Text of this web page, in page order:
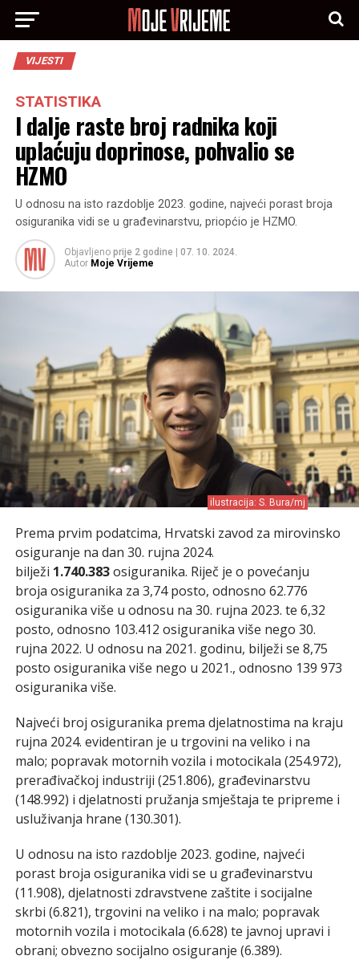
VIJESTI
STATISTIKA
I dalje raste broj radnika koji
uplaćuju doprinose, pohvalio se
HZMO
U odnosu na isto razdoblje 2023. godine, najveći porast broja
osiguranika vidi se u građevinarstvu, priopćio je HZMO.
Objavljeno prije 2 godine
07. 10. 2024.
Autor Moje Vrijeme
ilustracija: S. Bura/mj
Prema prvim podatcima, Hrvatski zavod za mirovinsko
osiguranje na dan 30. rujna 2024.
bilježi 1.740.383osiguranika. Riječ je o povećanju
broja osiguranika za 3,74 posto, odnosno 62.776
osiguranika više u odnosu na 30. rujna 2023. te 6,32
posto, odnosno 103.412 osiguranika više nego 30.
rujna 2022. U odnosu na 2021. godinu, bilježi se 8,75
posto osiguranika više nego u 2021., odnosno 139 973
osiguranika više.
Najveći broj osiguranika prema djelatnostima na kraju
rujna 2024. evidentiran je u trgovini na veliko i na
malo; popravak motornih vozila i motocikala (254.972),
prerađivačkoj industriji (251.806), građevinarstvu
(148.992) i djelatnosti pružanja smještaja te pripreme i
usluživanja hrane (130.301).
U odnosu na isto razdoblje 2023. godine, najveći
porast broja osiguranika vidi se u građevinarstvu
(11.908), djelatnosti zdravstvene zaštite i socijalne
skrbi (6.821), trgovini na veliko i na malo; popravak
motornih vozila i motocikala (6.628) te javnoj upravi i
obrani; obvezno socijalno osiguranje (6.389).